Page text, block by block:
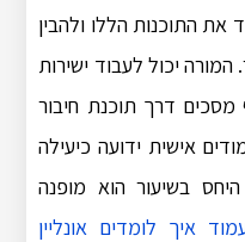
התוכנות הללו ולהבין
יכול לעבוד ישירות
דרך תוכנת חיבור
אישית ידועה כיעילה
בשיעור הוא מופנה
איך לומדים אונליין